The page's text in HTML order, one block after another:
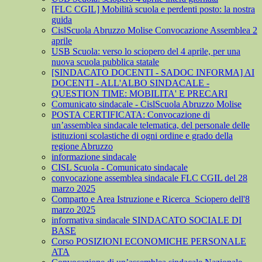
[FLC CGIL] Mobilità scuola e perdenti posto: la nostra
guida
CislScuola Abruzzo Molise Convocazione Assemblea 2
aprile
USB Scuola: verso lo sciopero del 4 aprile, per una
nuova scuola pubblica statale
[SINDACATO DOCENTI - SADOC INFORMA] AI
DOCENTI - ALL'ALBO SINDACALE -
QUESTION TIME: MOBILITA' E PRECARI
Comunicato sindacale - CislScuola Abruzzo Molise
POSTA CERTIFICATA: Convocazione di
un’assemblea sindacale telematica, del personale delle
istituzioni scolastiche di ogni ordine e grado della
regione Abruzzo
informazione sindacale
CISL Scuola - Comunicato sindacale
convocazione assemblea sindacale FLC CGIL del 28
marzo 2025
Comparto e Area Istruzione e Ricerca_Sciopero dell'8
marzo 2025
informativa sindacale SINDACATO SOCIALE DI
BASE
Corso POSIZIONI ECONOMICHE PERSONALE
ATA